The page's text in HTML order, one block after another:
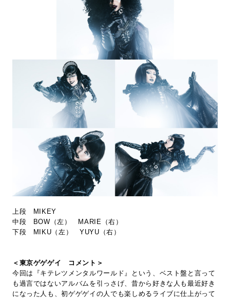
上段 MIKEY
中段 BOW（左） MARIE（右）
下段 MIKU（左） YUYU（右）
＜東京ゲゲゲイ コメント＞
今回は『キテレツメンタルワールド』という、ベスト盤と言って
も過言ではないアルバムを引っさげ、昔から好きな人も最近好き
になった人も、初ゲゲゲイの人でも楽しめるライブに仕上がって